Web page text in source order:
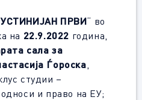
ПРВИ“ во
на 22.9.2022 година,
сала за
Ѓороска,
студии –
и право на ЕУ;